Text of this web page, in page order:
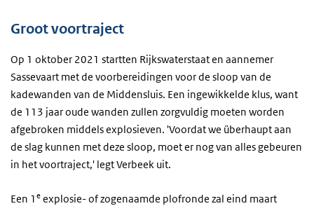
Groot voortraject
Op 1 oktober 2021 startten Rijkswaterstaat en aannemer
Sassevaart met de voorbereidingen voor de sloop van de
kadewanden van de Middensluis. Een ingewikkelde klus, want
de 113 jaar oude wanden zullen zorgvuldig moeten worden
afgebroken middels explosieven. 'Voordat we überhaupt aan
de slag kunnen met deze sloop, moet er nog van alles gebeuren
in het voortraject,' legt Verbeek uit.
Een 1eexplosie- of zogenaamde plofronde zal eind maart